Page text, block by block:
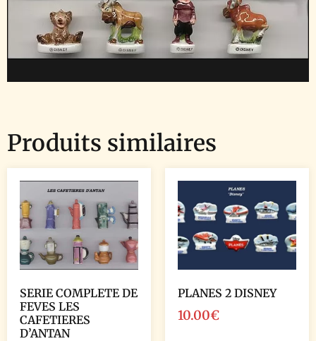
Produits similaires
SERIE COMPLETE DE
FEVES LES
CAFETIERES
D’ANTAN
PLANES 2 DISNEY
10.00€